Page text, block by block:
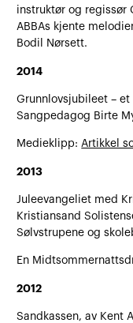
instruktør og regissør
ABBAs kjente
Bodil Nørsett.
2014
Grunnlovsjubileet –
Sangpedagog Birte
Medieklipp: Artikkel
2013
Juleevangeliet med
Kristiansand
Sølvstrupene og
En
2012
Sandkassen, av Kent